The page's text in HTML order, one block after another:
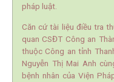
pháp luật.
Căn cứ tài liệu điều tra
quan CSĐT Công an
thuộc Công an tỉnh
Nguyễn Thị Mai Anh
bệnh nhân của Viện